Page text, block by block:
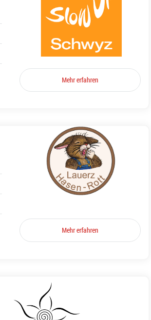
Mehr erfahren
Mehr erfahren